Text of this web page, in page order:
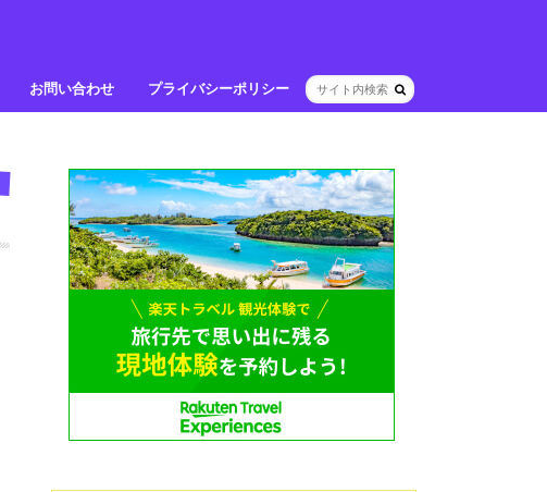
お問い合わせ プライバシーポリシー